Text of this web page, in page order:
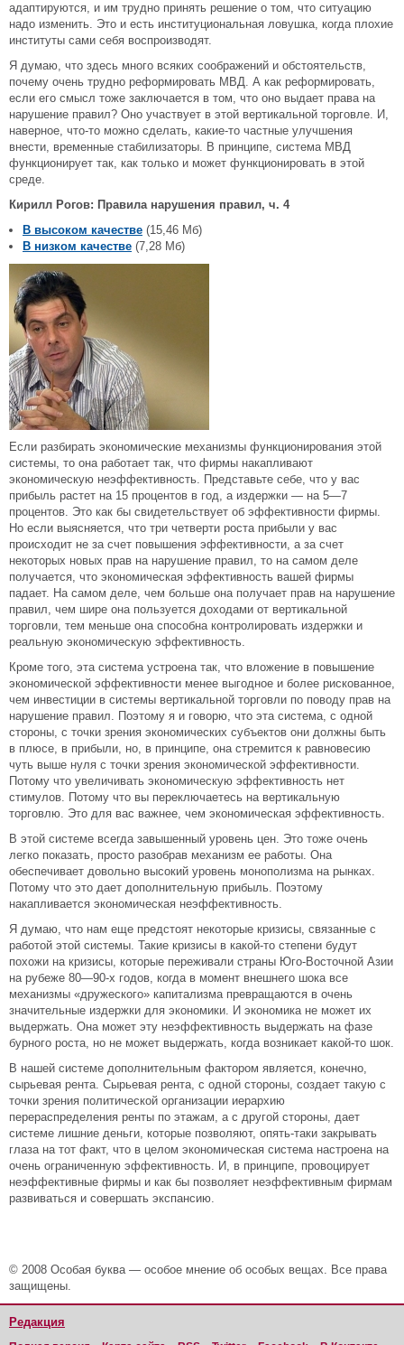
адаптируются, и им трудно принять решение о том, что ситуацию
надо изменить. Это и есть институциональная ловушка, когда плохие
институты сами себя воспроизводят.
Я думаю, что здесь много всяких соображений и обстоятельств,
почему очень трудно реформировать МВД. А как реформировать,
если его смысл тоже заключается в том, что оно выдает права на
нарушение правил? Оно участвует в этой вертикальной торговле. И,
наверное, что-то можно сделать, какие-то частные улучшения
внести, временные стабилизаторы. В принципе, система МВД
функционирует так, как только и может функционировать в этой
среде.
Кирилл Рогов: Правила нарушения правил, ч. 4
В высоком качестве (15,46 Мб)
В низком качестве (7,28 Мб)
Если разбирать экономические механизмы функционирования этой
системы, то она работает так, что фирмы накапливают
экономическую неэффективность. Представьте себе, что у вас
прибыль растет на 15 процентов в год, а издержки — на 5—7
процентов. Это как бы свидетельствует об эффективности фирмы.
Но если выясняется, что три четверти роста прибыли у вас
происходит не за счет повышения эффективности, а за счет
некоторых новых прав на нарушение правил, то на самом деле
получается, что экономическая эффективность вашей фирмы
падает. На самом деле, чем больше она получает прав на нарушение
правил, чем шире она пользуется доходами от вертикальной
торговли, тем меньше она способна контролировать издержки и
реальную экономическую эффективность.
Кроме того, эта система устроена так, что вложение в повышение
экономической эффективности менее выгодное и более рискованное,
чем инвестиции в системы вертикальной торговли по поводу прав на
нарушение правил. Поэтому я и говорю, что эта система, с одной
стороны, с точки зрения экономических субъектов они должны быть
в плюсе, в прибыли, но, в принципе, она стремится к равновесию
чуть выше нуля с точки зрения экономической эффективности.
Потому что увеличивать экономическую эффективность нет
стимулов. Потому что вы переключаетесь на вертикальную
торговлю. Это для вас важнее, чем экономическая эффективность.
В этой системе всегда завышенный уровень цен. Это тоже очень
легко показать, просто разобрав механизм ее работы. Она
обеспечивает довольно высокий уровень монополизма на рынках.
Потому что это дает дополнительную прибыль. Поэтому
накапливается экономическая неэффективность.
Я думаю, что нам еще предстоят некоторые кризисы, связанные с
работой этой системы. Такие кризисы в какой-то степени будут
похожи на кризисы, которые переживали страны Юго-Восточной Азии
на рубеже 80—90-х годов, когда в момент внешнего шока все
механизмы «дружеского» капитализма превращаются в очень
значительные издержки для экономики. И экономика не может их
выдержать. Она может эту неэффективность выдержать на фазе
бурного роста, но не может выдержать, когда возникает какой-то шок.
В нашей системе дополнительным фактором является, конечно,
сырьевая рента. Сырьевая рента, с одной стороны, создает такую с
точки зрения политической организации иерархию
перераспределения ренты по этажам, а с другой стороны, дает
системе лишние деньги, которые позволяют, опять-таки закрывать
глаза на тот факт, что в целом экономическая система настроена на
очень ограниченную эффективность. И, в принципе, провоцирует
неэффективные фирмы и как бы позволяет неэффективным фирмам
развиваться и совершать экспансию.
© 2008 Особая буква — особое мнение об особых вещах. Все права
защищены.
Редакция